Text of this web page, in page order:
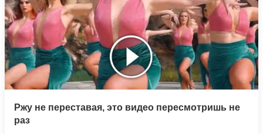
Ржу не переставая, это видео пересмотришь не
раз